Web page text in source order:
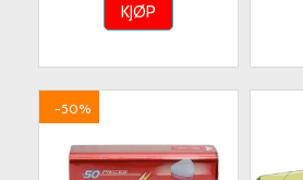
KJØP
-50%